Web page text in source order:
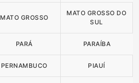
MATO GROSSO
MATO GROSSO DO
SUL
PARÁ PARAÍBA
PERNAMBUCO PIAUÍ